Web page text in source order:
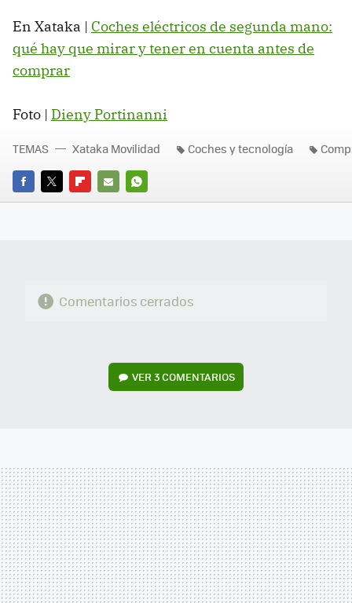
En Xataka | Coches eléctricos de segunda mano:
qué hay que mirar y tener en cuenta antes de
comprar
Foto | Dieny Portinanni
FACEBOOK
TWITTERFLIPBOARD
E-
WHATSAPP
TEMAS Xataka Movilidad Coches y tecnología
Comentarios cerrados
VER3 COMENTARIOS